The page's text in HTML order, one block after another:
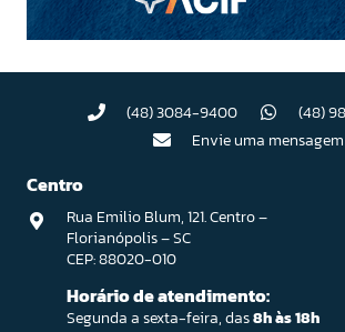
(48) 3084-9400
(48)
Envie uma mensagem
Centro
Rua Emilio Blum, 121. Centro –
Florianópolis – SC
CEP: 88020-010
Horário de atendimento:
Segunda a sexta-feira, das8h às 18h